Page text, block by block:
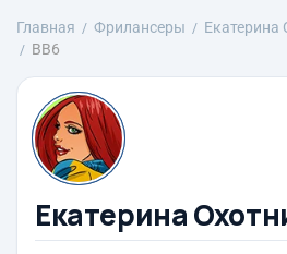
Главная Фрилансеры Екатерина
BB6
Екатерина